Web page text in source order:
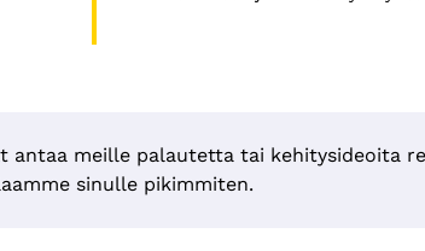
antaa meille palautetta tai kehitysideoita
sinulle pikimmiten.